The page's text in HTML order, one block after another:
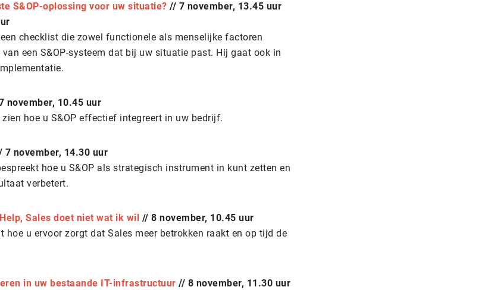
S&OP-oplossing voor uw situatie? // 7 november, 13.45 uur
checklist die zowel functionele als menselijke factoren
een S&OP-systeem dat bij uw situatie past. Hij gaat ook in
november, 10.45 uur
hoe u S&OP effectief integreert in uw bedrijf.
7 november, 14.30 uur
hoe u S&OP als strategisch instrument in kunt zetten en
verbetert.
Sales doet niet wat ik wil // 8 november, 10.45 uur
hoe u ervoor zorgt dat Sales meer betrokken raakt en op tijd de
in uw bestaande IT-infrastructuur // 8 november, 11.30 uur